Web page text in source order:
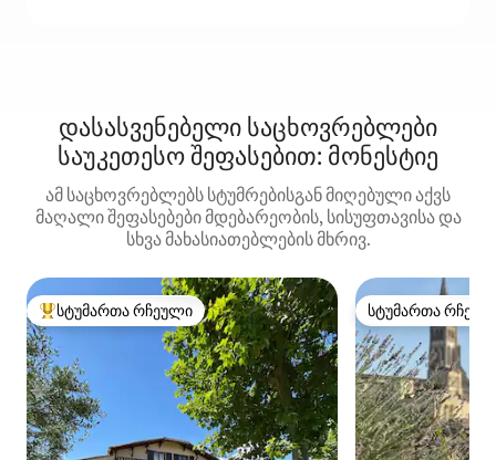
დასასვენებელი საცხოვრებლები
საუკეთესო შეფასებით: მონესტიე
ამ საცხოვრებლებს სტუმრებისგან მიღებული აქვს
მაღალი შეფასებები მდებარეობის, სისუფთავისა და
სხვა მახასიათებლების მხრივ.
სტუმართა რჩეული მოწინავე ვარიანტი
სტუმართა რჩეული სტუმართა
სტუმართა